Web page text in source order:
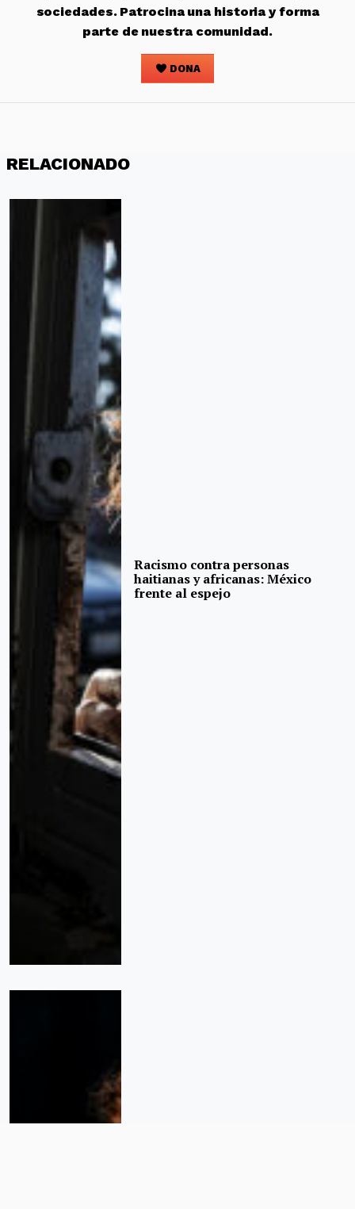
sociedades. Patrocina una historia y forma
parte de nuestra comunidad.
DONA
RELACIONADO
Racismo contra personas
haitianas y africanas: México
frente al espejo